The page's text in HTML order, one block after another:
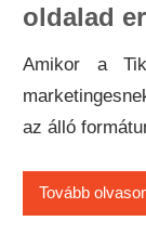
oldalad
Amikor a
az álló
Tovább